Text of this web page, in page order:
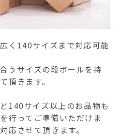
く140サイズまで対応可能
うサイズの段ボールを持
頂きます。
140サイズ以上のお品物も
行ってご準備いただけま
応させて頂きます。